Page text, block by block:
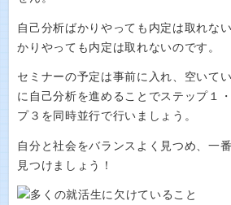
自己分析ばかりやっても内定は取れな
かりやっても内定は取れないのです。
セミナーの予定は事前に入れ、空いて
に自己分析を進めることでステップ１
プ３を同時並行で行いましょう。
自分と社会をバランスよく見つめ、一
見つけましょう！